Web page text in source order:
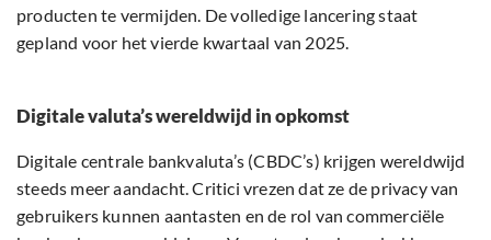
producten te vermijden. De volledige lancering staat
gepland voor het vierde kwartaal van 2025.
Digitale valuta’s wereldwijd in opkomst
Digitale centrale bankvaluta’s (CBDC’s) krijgen wereldwijd
steeds meer aandacht. Critici vrezen dat ze de privacy van
gebruikers kunnen aantasten en de rol van commerciële